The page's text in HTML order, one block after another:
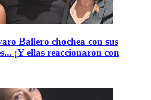
Ballero chochea con sus
¡Y ellas reaccionaron con